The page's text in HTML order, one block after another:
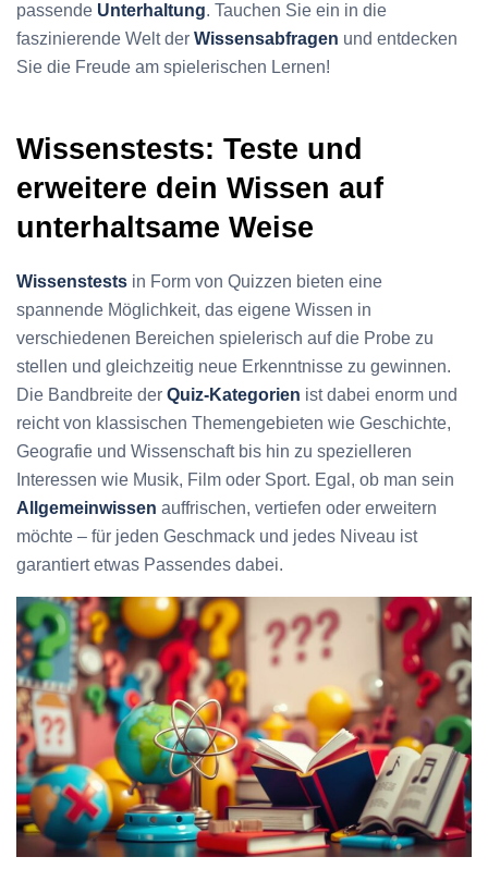
passende Unterhaltung. Tauchen Sie ein in die
faszinierende Welt der Wissensabfragen und entdecken
Sie die Freude am spielerischen Lernen!
Wissenstests: Teste und
erweitere dein Wissen auf
unterhaltsame Weise
Wissenstests in Form von Quizzen bieten eine
spannende Möglichkeit, das eigene Wissen in
verschiedenen Bereichen spielerisch auf die Probe zu
stellen und gleichzeitig neue Erkenntnisse zu gewinnen.
Die Bandbreite der Quiz-Kategorien ist dabei enorm und
reicht von klassischen Themengebieten wie Geschichte,
Geografie und Wissenschaft bis hin zu spezielleren
Interessen wie Musik, Film oder Sport. Egal, ob man sein
Allgemeinwissen auffrischen, vertiefen oder erweitern
möchte – für jeden Geschmack und jedes Niveau ist
garantiert etwas Passendes dabei.